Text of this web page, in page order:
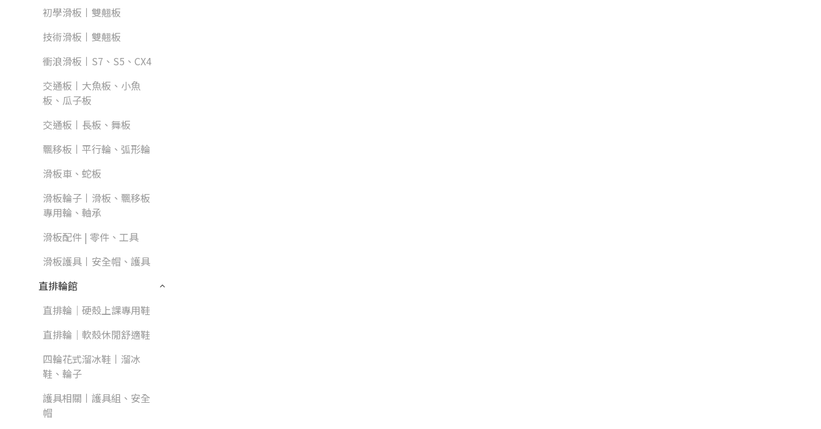
初學滑板丨雙翹板
技術滑板丨雙翹板
衝浪滑板丨S7、S5、CX4
交通板丨大魚板、小魚
板、瓜子板
交通板丨長板、舞板
飄移板丨平行輪、弧形輪
滑板車、蛇板
滑板輪子丨滑板、飄移板
專用輪、軸承
滑板配件 | 零件、工具
滑板護具丨安全帽、護具
直排輪館
直排輪｜硬殼上課專用鞋
直排輪｜軟殼休閒舒適鞋
四輪花式溜冰鞋丨溜冰
鞋、輪子
護具相關丨護具組、安全
帽